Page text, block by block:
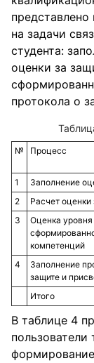
представлено
на задачи
студента:
оценки за
протокола о
№ Процесс
1
Заполнение
2
Расчет оценки
3
Оценка уровня
компетенций
4
Заполнение
защите и
Итого
В таблице 4
пользователи